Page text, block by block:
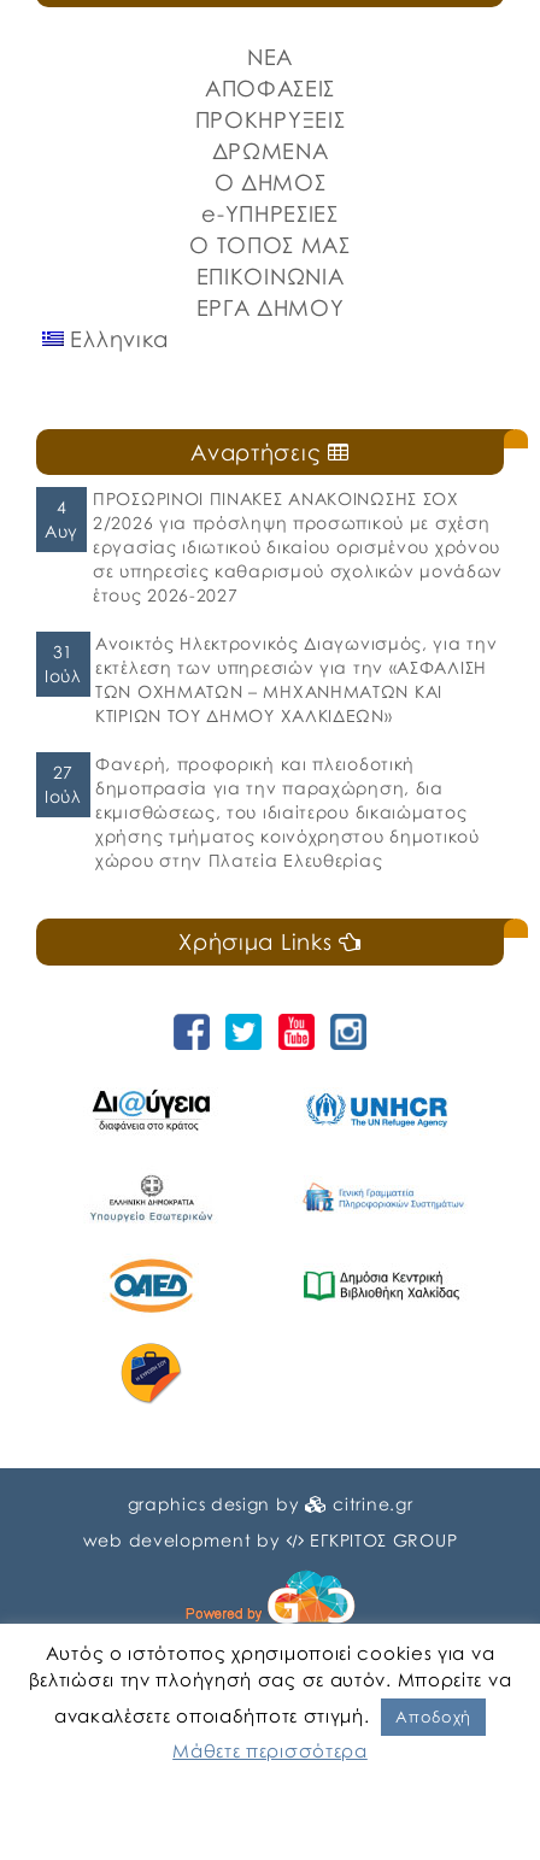
ΝΕΑ
ΑΠΟΦΑΣΕΙΣ
ΠΡΟΚΗΡΥΞΕΙΣ
ΔΡΩΜΕΝΑ
Ο ΔΗΜΟΣ
e-ΥΠΗΡΕΣΙΕΣ
Ο ΤΟΠΟΣ ΜΑΣ
ΕΠΙΚΟΙΝΩΝΙΑ
ΕΡΓΑ ΔΗΜΟΥ
Ελληνικα
Αναρτήσεις
4
Αυγ
ΠΡΟΣΩΡΙΝΟΙ ΠΙΝΑΚΕΣ ΑΝΑΚΟΙΝΩΣΗΣ ΣΟΧ
2/2026 για πρόσληψη προσωπικού με σχέση
εργασίας ιδιωτικού δικαίου ορισμένου χρόνου
σε υπηρεσίες καθαρισμού σχολικών μονάδων
έτους 2026-2027
31
Ιούλ
Ανοικτός Ηλεκτρονικός Διαγωνισμός, για την
εκτέλεση των υπηρεσιών για την «ΑΣΦΑΛΙΣΗ
ΤΩΝ ΟΧΗΜΑΤΩΝ – ΜΗΧΑΝΗΜΑΤΩΝ ΚΑΙ
ΚΤΙΡΙΩΝ ΤΟΥ ΔΗΜΟΥ ΧΑΛΚΙΔΕΩΝ»
27
Ιούλ
Φανερή, προφορική και πλειοδοτική
δημοπρασία για την παραχώρηση, δια
εκμισθώσεως, του ιδιαίτερου δικαιώματος
χρήσης τμήματος κοινόχρηστου δημοτικού
χώρου στην Πλατεία Ελευθερίας
Χρήσιμα Links
graphics design by
citrine.gr
web development by
ΕΓΚΡΙΤΟΣ GROUP
Αυτός ο ιστότοπος χρησιμοποιεί cookies για να
βελτιώσει την πλοήγησή σας σε αυτόν. Μπορείτε να
ανακαλέσετε οποιαδήποτε στιγμή.
Αποδοχή
Μάθετε περισσότερα
Αγγλικα Ελληνικα